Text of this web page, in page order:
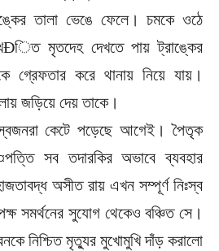
তালা ভেঙে ফেলে। চমকে ওঠে
মৃতদেহ দেখতে পায় ট্রাঙ্কের
গ্রেফতার করে থানায় নিয়ে যায়।
জড়িয়ে দেয় তাকে।
কেটে পড়েছে আগেই। পৈতৃক
সব তদারকির অভাবে ব্যবহার
অসীত রায় এখন সম্পূর্ণ নিঃস্ব
সমর্থনের সুযোগ থেকেও বঞ্চিত সে।
নিশ্চিত মৃত্যুর মুখোমুখি দাঁড় করালো